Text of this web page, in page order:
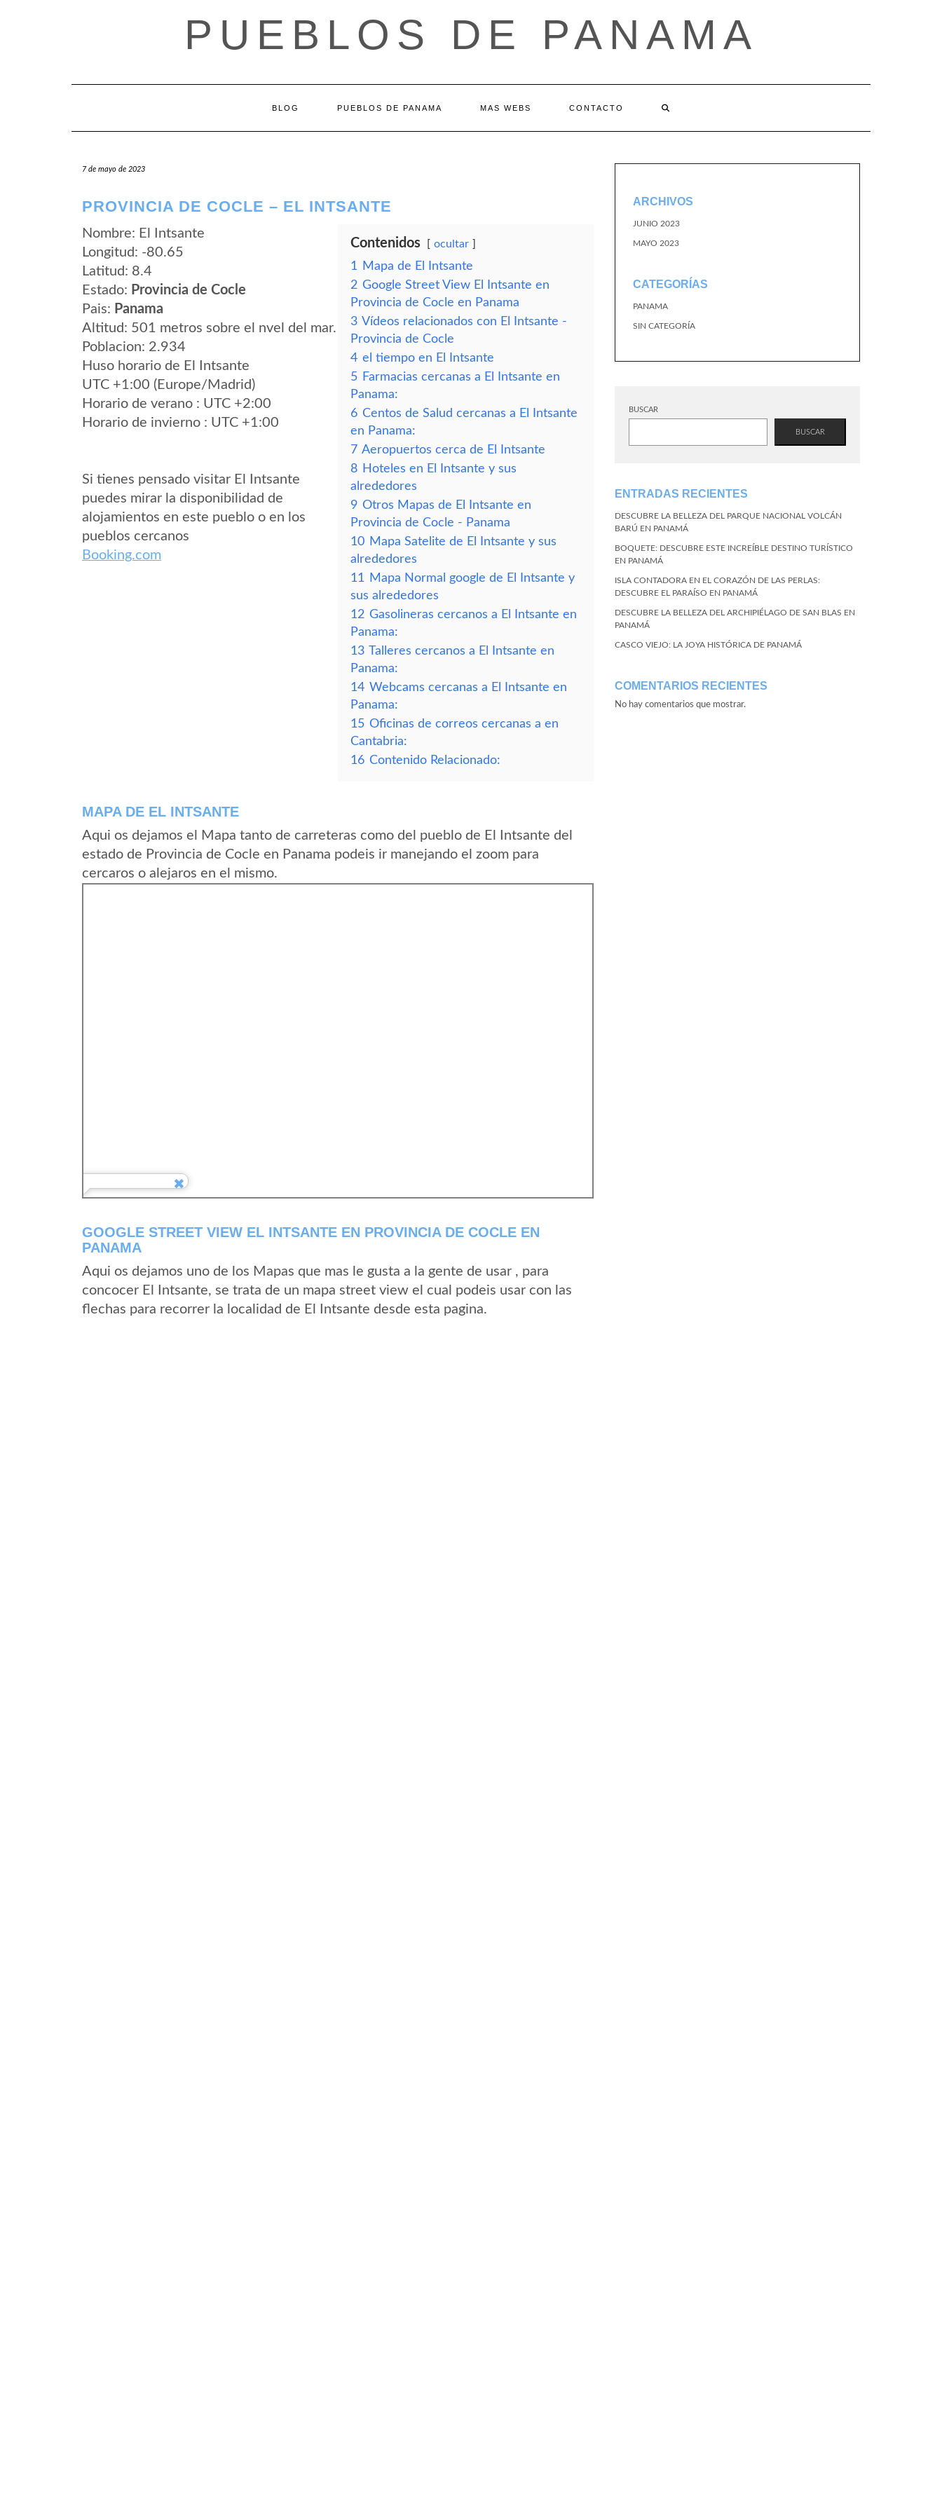
PUEBLOS DE PANAMA
BLOG PUEBLOS DE PANAMA MAS WEBS CONTACTO
7 de mayo de 2023
PROVINCIA DE COCLE – EL INTSANTE
Nombre: El Intsante
Longitud: -80.65
Latitud: 8.4
Estado: Provincia de Cocle
Pais: Panama
Altitud: 501 metros sobre el nvel del mar.
Poblacion: 2.934
Huso horario de El Intsante
UTC +1:00 (Europe/Madrid)
Horario de verano : UTC +2:00
Horario de invierno : UTC +1:00
Si tienes pensado visitar El Intsante
puedes mirar la disponibilidad de
alojamientos en este pueblo o en los
pueblos cercanos
Booking.com
Contenidos ocultar
1
Mapa de El Intsante
2 Google Street View El Intsante en
Provincia de Cocle en Panama
3 Vídeos relacionados con El Intsante -
Provincia de Cocle
4 el tiempo en El Intsante
5 Farmacias cercanas a El Intsante en
Panama:
6 Centos de Salud cercanas a El Intsante
en Panama:
7 Aeropuertos cerca de El Intsante
8 Hoteles en El Intsante y sus
alrededores
9 Otros Mapas de El Intsante en
Provincia de Cocle - Panama
10 Mapa Satelite de El Intsante y sus
alrededores
11
Mapa Normal google de El Intsante y
sus alrededores
12 Gasolineras cercanos a El Intsante en
Panama:
13 Talleres cercanos a El Intsante en
Panama:
14 Webcams cercanas a El Intsante en
Panama:
15 Oficinas de correos cercanas a en
Cantabria:
16 Contenido Relacionado:
MAPA DE EL INTSANTE
Aqui os dejamos el Mapa tanto de carreteras como del pueblo de El Intsante del
estado de Provincia de Cocle en Panama podeis ir manejando el zoom para
cercaros o alejaros en el mismo.
GOOGLE STREET VIEW EL INTSANTE EN PROVINCIA DE COCLE EN
PANAMA
Aqui os dejamos uno de los Mapas que mas le gusta a la gente de usar , para
concocer El Intsante, se trata de un mapa street view el cual podeis usar con las
flechas para recorrer la localidad de El Intsante desde esta pagina.
ARCHIVOS
JUNIO 2023
MAYO 2023
CATEGORÍAS
PANAMA
SIN CATEGORÍA
BUSCAR
BUSCAR
ENTRADAS RECIENTES
DESCUBRE LA BELLEZA DEL PARQUE NACIONAL VOLCÁN
BARÚ EN PANAMÁ
BOQUETE: DESCUBRE ESTE INCREÍBLE DESTINO TURÍSTICO
EN PANAMÁ
ISLA CONTADORA EN EL CORAZÓN DE LAS PERLAS:
DESCUBRE EL PARAÍSO EN PANAMÁ
DESCUBRE LA BELLEZA DEL ARCHIPIÉLAGO DE SAN BLAS EN
PANAMÁ
CASCO VIEJO: LA JOYA HISTÓRICA DE PANAMÁ
COMENTARIOS RECIENTES
No hay comentarios que mostrar.